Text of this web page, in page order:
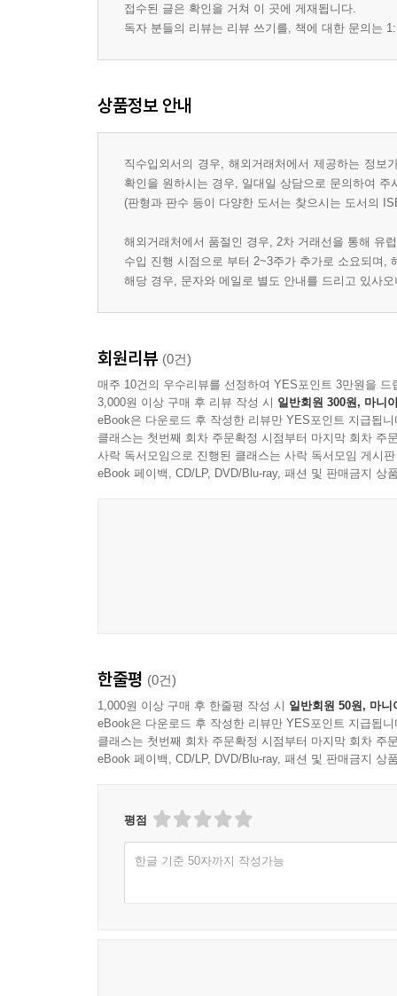
접수된 글은 확인을 거쳐 이 곳에 게재됩니다.
독자 분들의 리뷰는 리뷰 쓰기를, 책에 대한 문의는
상품정보 안내
직수입외서의 경우, 해외거래처에서 제공하는 정
확인을 원하시는 경우, 일대일 상담으로 문의하여 주
(판형과 판수 등이 다양한 도서는 찾으시는 도서의
해외거래처에서 품절인 경우, 2차 거래선을 통해 유
수입 진행 시점으로 부터 2~3주가 추가로 소요되며,
해당 경우, 문자와 메일로 별도 안내를 드리고 있사
회원리뷰 (0건)
매주 10건의 우수리뷰를 선정하여 YES포인트 3만원을 드
3,000원 이상 구매 후 리뷰 작성 시 일반회원 300원, 마니
eBook은 다운로드 후 작성한 리뷰만 YES포인트 지급됩니
클래스는 첫번째 회차 주문확정 시점부터 마지막 회차 주
사락 독서모임으로 진행된 클래스는 사락 독서모임 게시
eBook 페이백, CD/LP, DVD/Blu-ray, 패션 및 판매금지 상
한줄평 (0건)
1,000원 이상 구매 후 한줄평 작성 시 일반회원 50원, 마니
eBook은 다운로드 후 작성한 리뷰만 YES포인트 지급됩니
클래스는 첫번째 회차 주문확정 시점부터 마지막 회차 주
eBook 페이백, CD/LP, DVD/Blu-ray, 패션 및 판매금지 상
평점
한글 기준 50자까지 작성가능